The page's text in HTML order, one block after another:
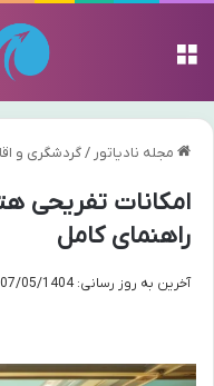
مجله نادیاتور /گردشگری و
امکانات تفریحی
راهنمای کامل
آخرین به روز رسانی: 07/05/1404